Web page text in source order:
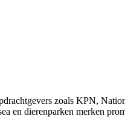
zoals KPN,
en dierenparken merken